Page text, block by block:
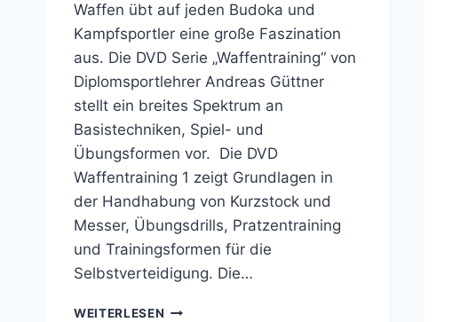
Waffen übt auf jeden Budoka und
Kampfsportler eine große Faszination
aus. Die DVD Serie „Waffentraining“ von
Diplomsportlehrer Andreas Güttner
stellt ein breites Spektrum an
Basistechniken, Spiel- und
Übungsformen vor. Die DVD
Waffentraining 1 zeigt Grundlagen in
der Handhabung von Kurzstock und
Messer, Übungsdrills, Pratzentraining
und Trainingsformen für die
Selbstverteidigung. Die…
WEITERLESEN WAFFENTRAINING